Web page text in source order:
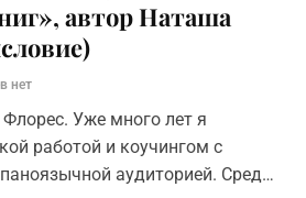
автор Наташа
нет
Уже много лет я
работой и коучингом с
аудиторией. Среди